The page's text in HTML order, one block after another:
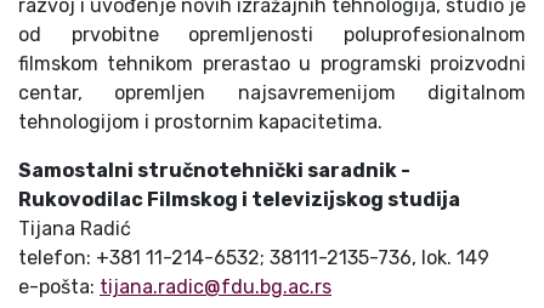
razvoj i uvođenje novih izražajnih tehnologija, studio je
od prvobitne opremljenosti poluprofesionalnom
filmskom tehnikom prerastao u programski proizvodni
centar, opremljen najsavremenijom digitalnom
tehnologijom i prostornim kapacitetima.
Samostalni stručnotehnički saradnik -
Rukovodilac Filmskog i televizijskog studija
Tijana Radić
telefon: +381 11-214-6532; 38111-2135-736, lok. 149
e-pošta: tijana.radic@fdu.bg.ac.rs